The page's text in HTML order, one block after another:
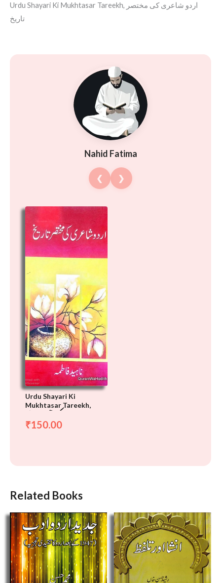
Urdu Shayari Ki Mukhtasar Tareekh, اردو شاعری کی مختصر
تاریخ
Nahid Fatima
❮ ❯
Urdu Shayari Ki
Mukhtasar Tareekh,
₹150.00
Related Books